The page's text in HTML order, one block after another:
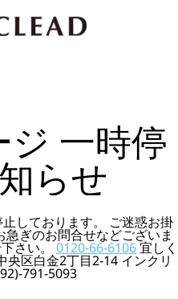
一時停
らせ
しております。 ご迷惑お掛
ぎのお問合せなどございま
下さい。0120-66-6106宜しく
央区白金2丁目2-14 インクリ
791-5093